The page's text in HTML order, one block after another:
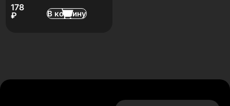
178
₽
В корзину